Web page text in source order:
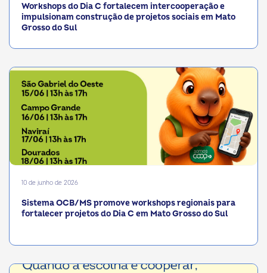
Workshops do Dia C fortalecem intercooperação e
impulsionam construção de projetos sociais em Mato
Grosso do Sul
10 de junho de 2026
Sistema OCB/MS promove workshops regionais para
fortalecer projetos do Dia C em Mato Grosso do Sul